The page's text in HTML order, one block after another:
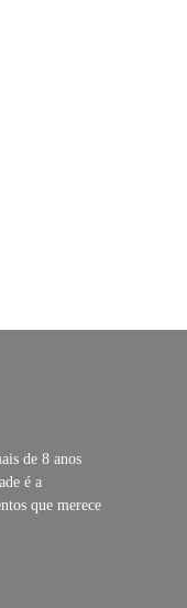
de 8 anos
é a
que merece